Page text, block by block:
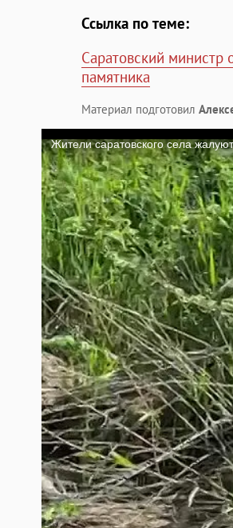
Ссылка по теме:
Саратовский министр
памятника
Материал подготовил